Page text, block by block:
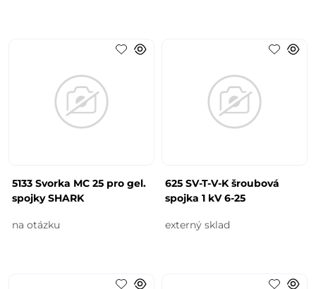
5133 Svorka MC 25 pro gel.
spojky SHARK
na otázku
625 SV-T-V-K šroubová
spojka 1 kV 6-25
externý sklad